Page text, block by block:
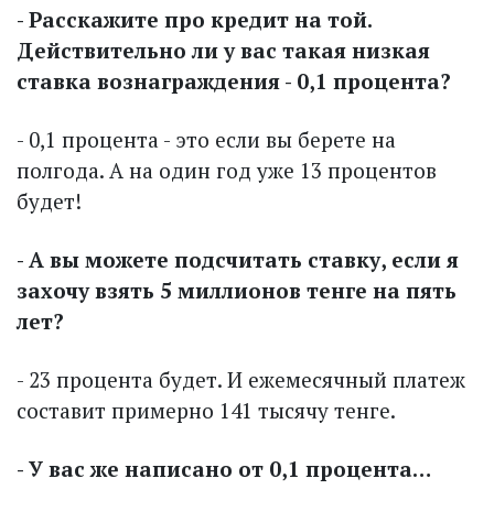
- Расскажите про кредит на той.
Действительно ли у вас такая низкая
ставка вознаграждения - 0,1 процента?
- 0,1 процента - это если вы берете на
полгода. А на один год уже 13 процентов
будет!
- А вы можете подсчитать ставку, если я
захочу взять 5 миллионов тенге на пять
лет?
- 23 процента будет. И ежемесячный платеж
составит примерно 141 тысячу тенге.
- У вас же написано от 0,1 процента…